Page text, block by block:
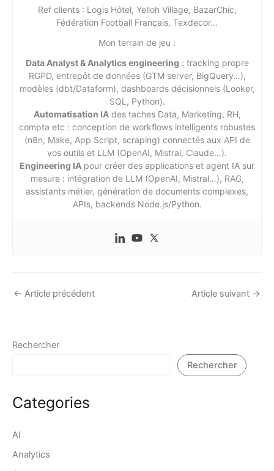
Ref clients : Logis Hôtel, Yelloh Village, BazarChic,
Fédération Football Français, Texdecor…
Mon terrain de jeu :
Data Analyst & Analytics engineering : tracking propre
RGPD, entrepôt de données (GTM server, BigQuery…),
modèles (dbt/Dataform), dashboards décisionnels (Looker,
SQL, Python).
Automatisation IAdes taches Data, Marketing, RH,
compta etc : conception de workflows intelligents robustes
(n8n, Make, App Script, scraping) connectés aux API de
vos outils et LLM (OpenAI, Mistral, Claude…).
Engineering IA pour créer des applications et agent IA sur
mesure : intégration de LLM (OpenAI, Mistral…), RAG,
assistants métier, génération de documents complexes,
APIs, backends Node.js/Python.
← Article précédent Article suivant →
Rechercher
Rechercher
Categories
AI
Analytics